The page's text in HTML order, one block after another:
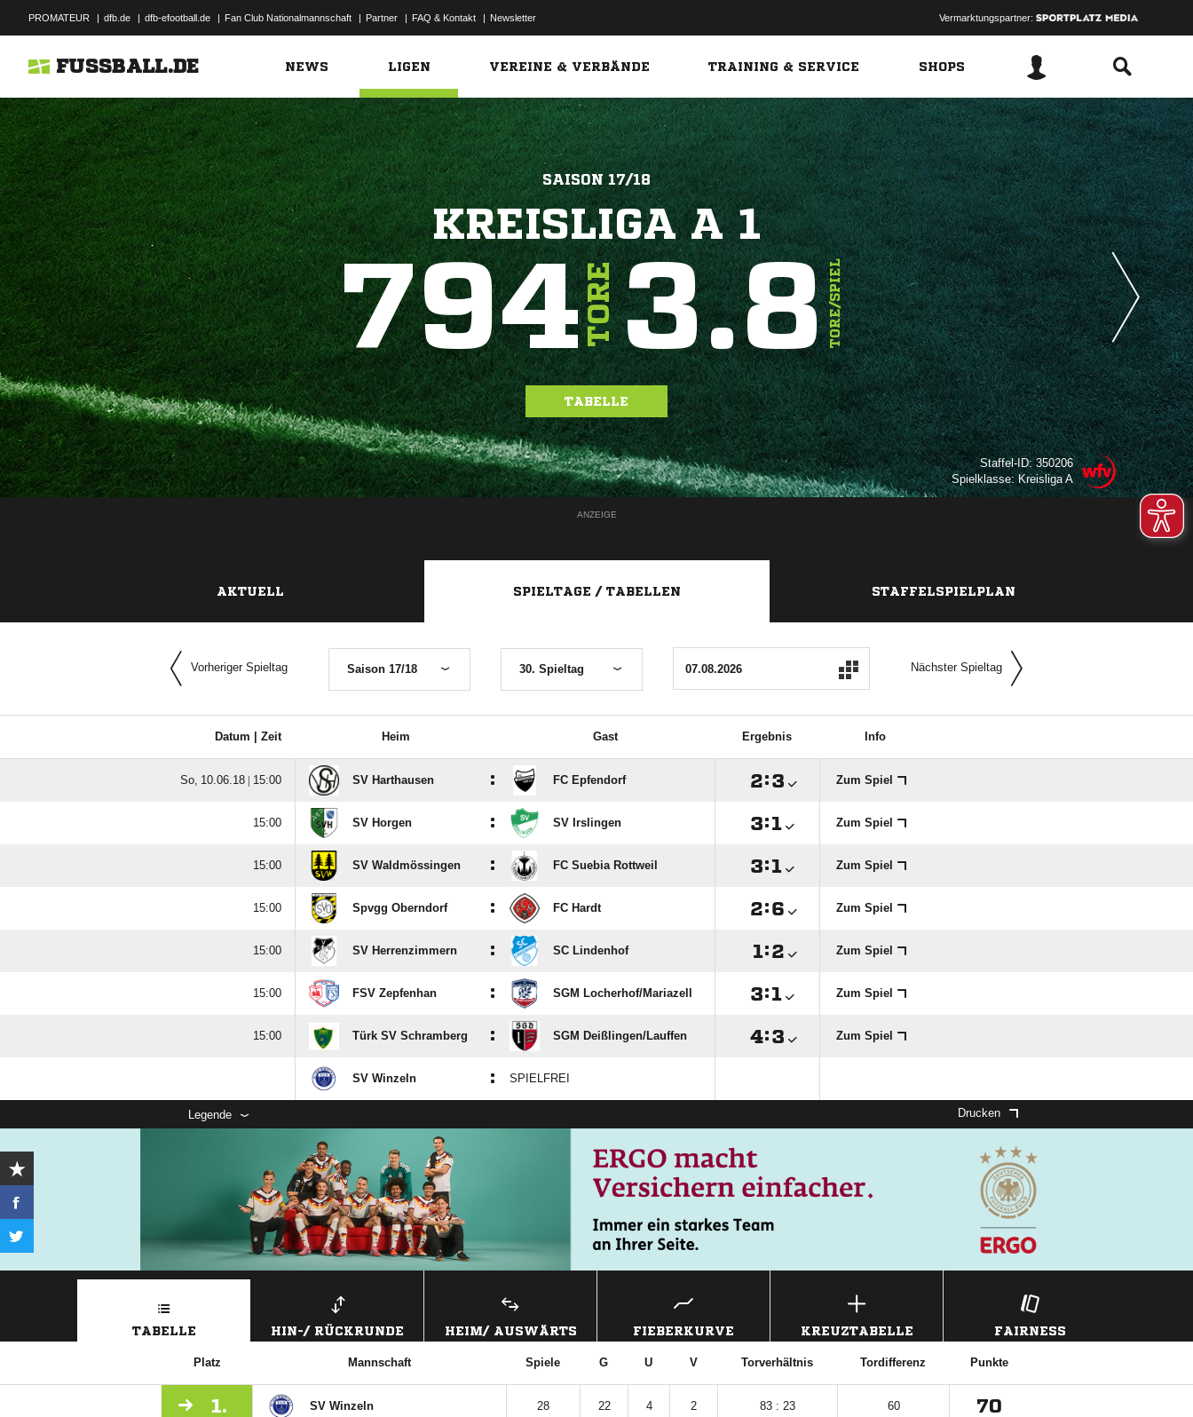
PROMATEUR | dfb.de | dfb-efootball.de | Fan Club Nationalmannschaft | Partner | FAQ & Kontakt | Newsletter Vermarktungspartner:
FUSSBALL.DE NEWS LIGEN VEREINE & VERBÄNDE TRAINING & SERVICE SHOPS
SAISON 17/18
KREISLIGA A 1
794TORE3.8TORE/SPIEL
TABELLE
Staffel-ID: 350206
Spielklasse: Kreisliga A
ANZEIGE
AKTUELL SPIELTAGE / TABELLEN STAFFELSPIELPLAN
Vorheriger Spieltag Saison 17/18 30. Spieltag Nächster Spieltag
Datum | Zeit Heim Gast Ergebnis Info
  |  SV Harthausen : FC Epfendorf : Zum Spiel
 SV Horgen : SV Irslingen : Zum Spiel
 SV Waldmössingen : FC Suebia Rottweil : Zum Spiel
 Spvgg Oberndorf : FC Hardt : Zum Spiel
 SV Herrenzimmern : SC Lindenhof : Zum Spiel
 FSV Zepfenhan : SGM Locherhof/​Mariazell : Zum Spiel
 Türk SV Schramberg : SGM Deißlingen/​Lauffen : Zum Spiel
SV Winzeln : SPIELFREI
Legende Drucken
TABELLE HIN-/ RÜCKRUNDE HEIM/ AUSWÄRTS FIEBERKURVE KREUZTABELLE FAIRNESS
Platz Mannschaft Spiele G U V Torverhältnis Tordifferenz Punkte
1. SV Winzeln 28 22 4 2 83 : 23 60 70